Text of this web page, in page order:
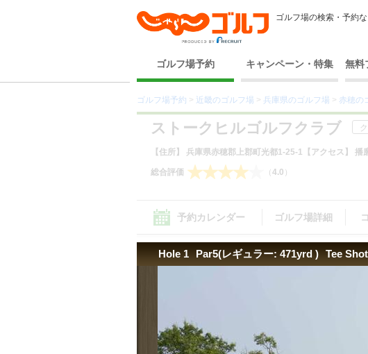
ゴルフ場の検索・予約
ゴルフ場予約 キャンペーン・特集 無料
ゴルフ場予約 > 近畿のゴルフ場 > 兵庫県のゴルフ場 > 赤穂の
ストークヒルゴルフクラブ
【住所】 兵庫県赤穂郡上郡町光都1-25-1 【アクセス】
総合評価 （4.0 ）
予約カレンダー ゴルフ場詳細
コース（15） ｜設備サービス（16）｜料理（21）
Hole 1 Par5(レギュラー: 471yrd ) Tee Shot